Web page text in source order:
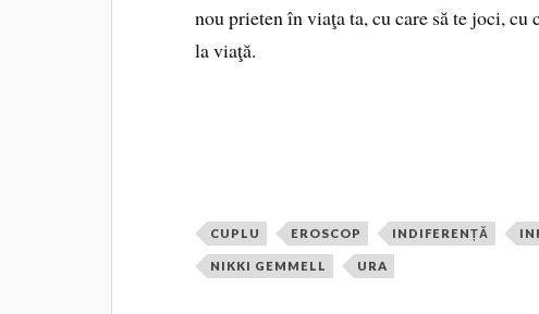
nou prieten în viaţa ta, cu care să te joci, cu
la viaţă.
CUPLU EROSCOP INDIFERENȚĂ
NIKKI GEMMELL URA